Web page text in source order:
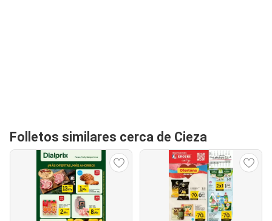
Folletos similares cerca de Cieza